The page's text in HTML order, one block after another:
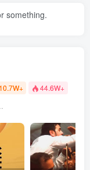
something.
10.7W+ 44.6W+